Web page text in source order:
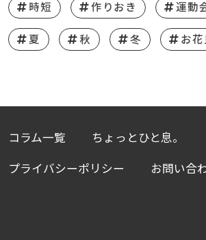
時短 作りおき 運動
夏 秋 冬 お花
コラム一覧 ちょっとひと息。
プライバシーポリシー お問い合